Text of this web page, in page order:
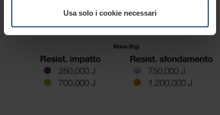
Usa solo i cookie necessari